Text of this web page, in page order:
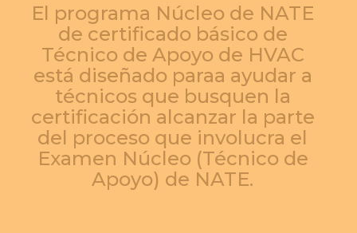
El programa Núcleo de NATE
de certificado básico de
Técnico de Apoyo de HVAC
está diseñado paraa ayudar a
técnicos que busquen la
certificación alcanzar la parte
del proceso que involucra el
Examen Núcleo (Técnico de
Apoyo) de NATE.